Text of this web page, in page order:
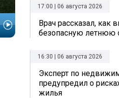
17:00 | 06 августа 2026
Врач рассказал, как
безопасную летнюю
16:30 | 06 августа 2026
Эксперт по
предупредил о
жилья